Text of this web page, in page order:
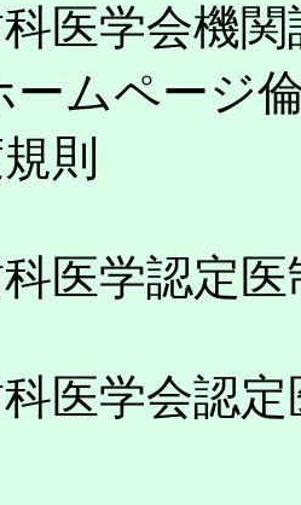
医学会機
ームページ
則
医学認定
医学会認